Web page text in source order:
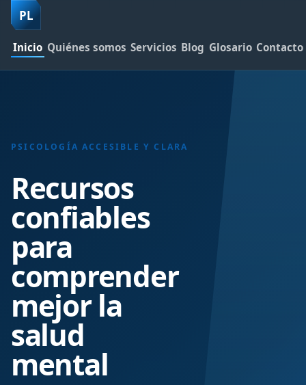
PL
Inicio Quiénes somos Servicios Blog Glosario Contacto
PSICOLOGÍA ACCESIBLE Y CLARA
Recursos
confiables
para
comprender
mejor la
salud
mental